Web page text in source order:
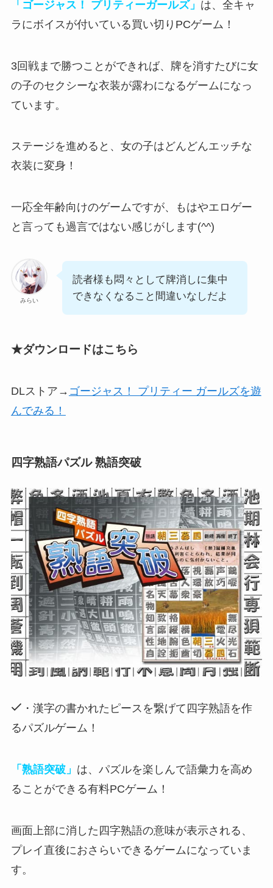
「ゴージャス！ プリティーガールズ」 は、全キャ
ラにボイスが付いている買い切りPCゲーム！
3回戦まで勝つことができれば、牌を消すたびに女
の子のセクシーな衣装が露わになるゲームになっ
ています。
ステージを進めると、 女の子はどんどんエッチな
衣装に変身 ！
一応全年齢向けのゲームですが、もはやエロゲー
と言っても過言ではない感じがします(^^)
みらい
読者様も悶々として牌消しに集中
できなくなること間違いなしだよ
★ダウンロードはこちら
DLストア→ ゴージャス！ プリティー ガールズを遊
んでみる！
四字熟語パズル 熟語突破
・漢字の書かれたピースを繋げて四字熟語を作
るパズルゲーム！
「熟語突破」 は、パズルを楽しんで語彙力を高め
ることができる有料PCゲーム！
画面上部に消した四字熟語の意味が表示される 、
プレイ直後におさらいできるゲームになっていま
す。